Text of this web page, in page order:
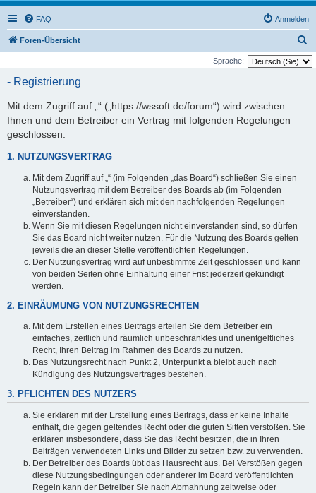
FAQ Anmelden
Foren-Übersicht
u
Sprache:
- Registrierung
Mit dem Zugriff auf „“ („https://wssoft.de/forum“) wird zwischen
Ihnen und dem Betreiber ein Vertrag mit folgenden Regelungen
geschlossen:
1. NUTZUNGSVERTRAG
Mit dem Zugriff auf „“ (im Folgenden „das Board“) schließen Sie einen
Nutzungsvertrag mit dem Betreiber des Boards ab (im Folgenden
„Betreiber“) und erklären sich mit den nachfolgenden Regelungen
einverstanden.
Wenn Sie mit diesen Regelungen nicht einverstanden sind, so dürfen
Sie das Board nicht weiter nutzen. Für die Nutzung des Boards gelten
jeweils die an dieser Stelle veröffentlichten Regelungen.
Der Nutzungsvertrag wird auf unbestimmte Zeit geschlossen und kann
von beiden Seiten ohne Einhaltung einer Frist jederzeit gekündigt
werden.
2. EINRÄUMUNG VON NUTZUNGSRECHTEN
Mit dem Erstellen eines Beitrags erteilen Sie dem Betreiber ein
einfaches, zeitlich und räumlich unbeschränktes und unentgeltliches
Recht, Ihren Beitrag im Rahmen des Boards zu nutzen.
Das Nutzungsrecht nach Punkt 2, Unterpunkt a bleibt auch nach
Kündigung des Nutzungsvertrages bestehen.
3. PFLICHTEN DES NUTZERS
Sie erklären mit der Erstellung eines Beitrags, dass er keine Inhalte
enthält, die gegen geltendes Recht oder die guten Sitten verstoßen. Sie
erklären insbesondere, dass Sie das Recht besitzen, die in Ihren
Beiträgen verwendeten Links und Bilder zu setzen bzw. zu verwenden.
Der Betreiber des Boards übt das Hausrecht aus. Bei Verstößen gegen
diese Nutzungsbedingungen oder anderer im Board veröffentlichten
Regeln kann der Betreiber Sie nach Abmahnung zeitweise oder